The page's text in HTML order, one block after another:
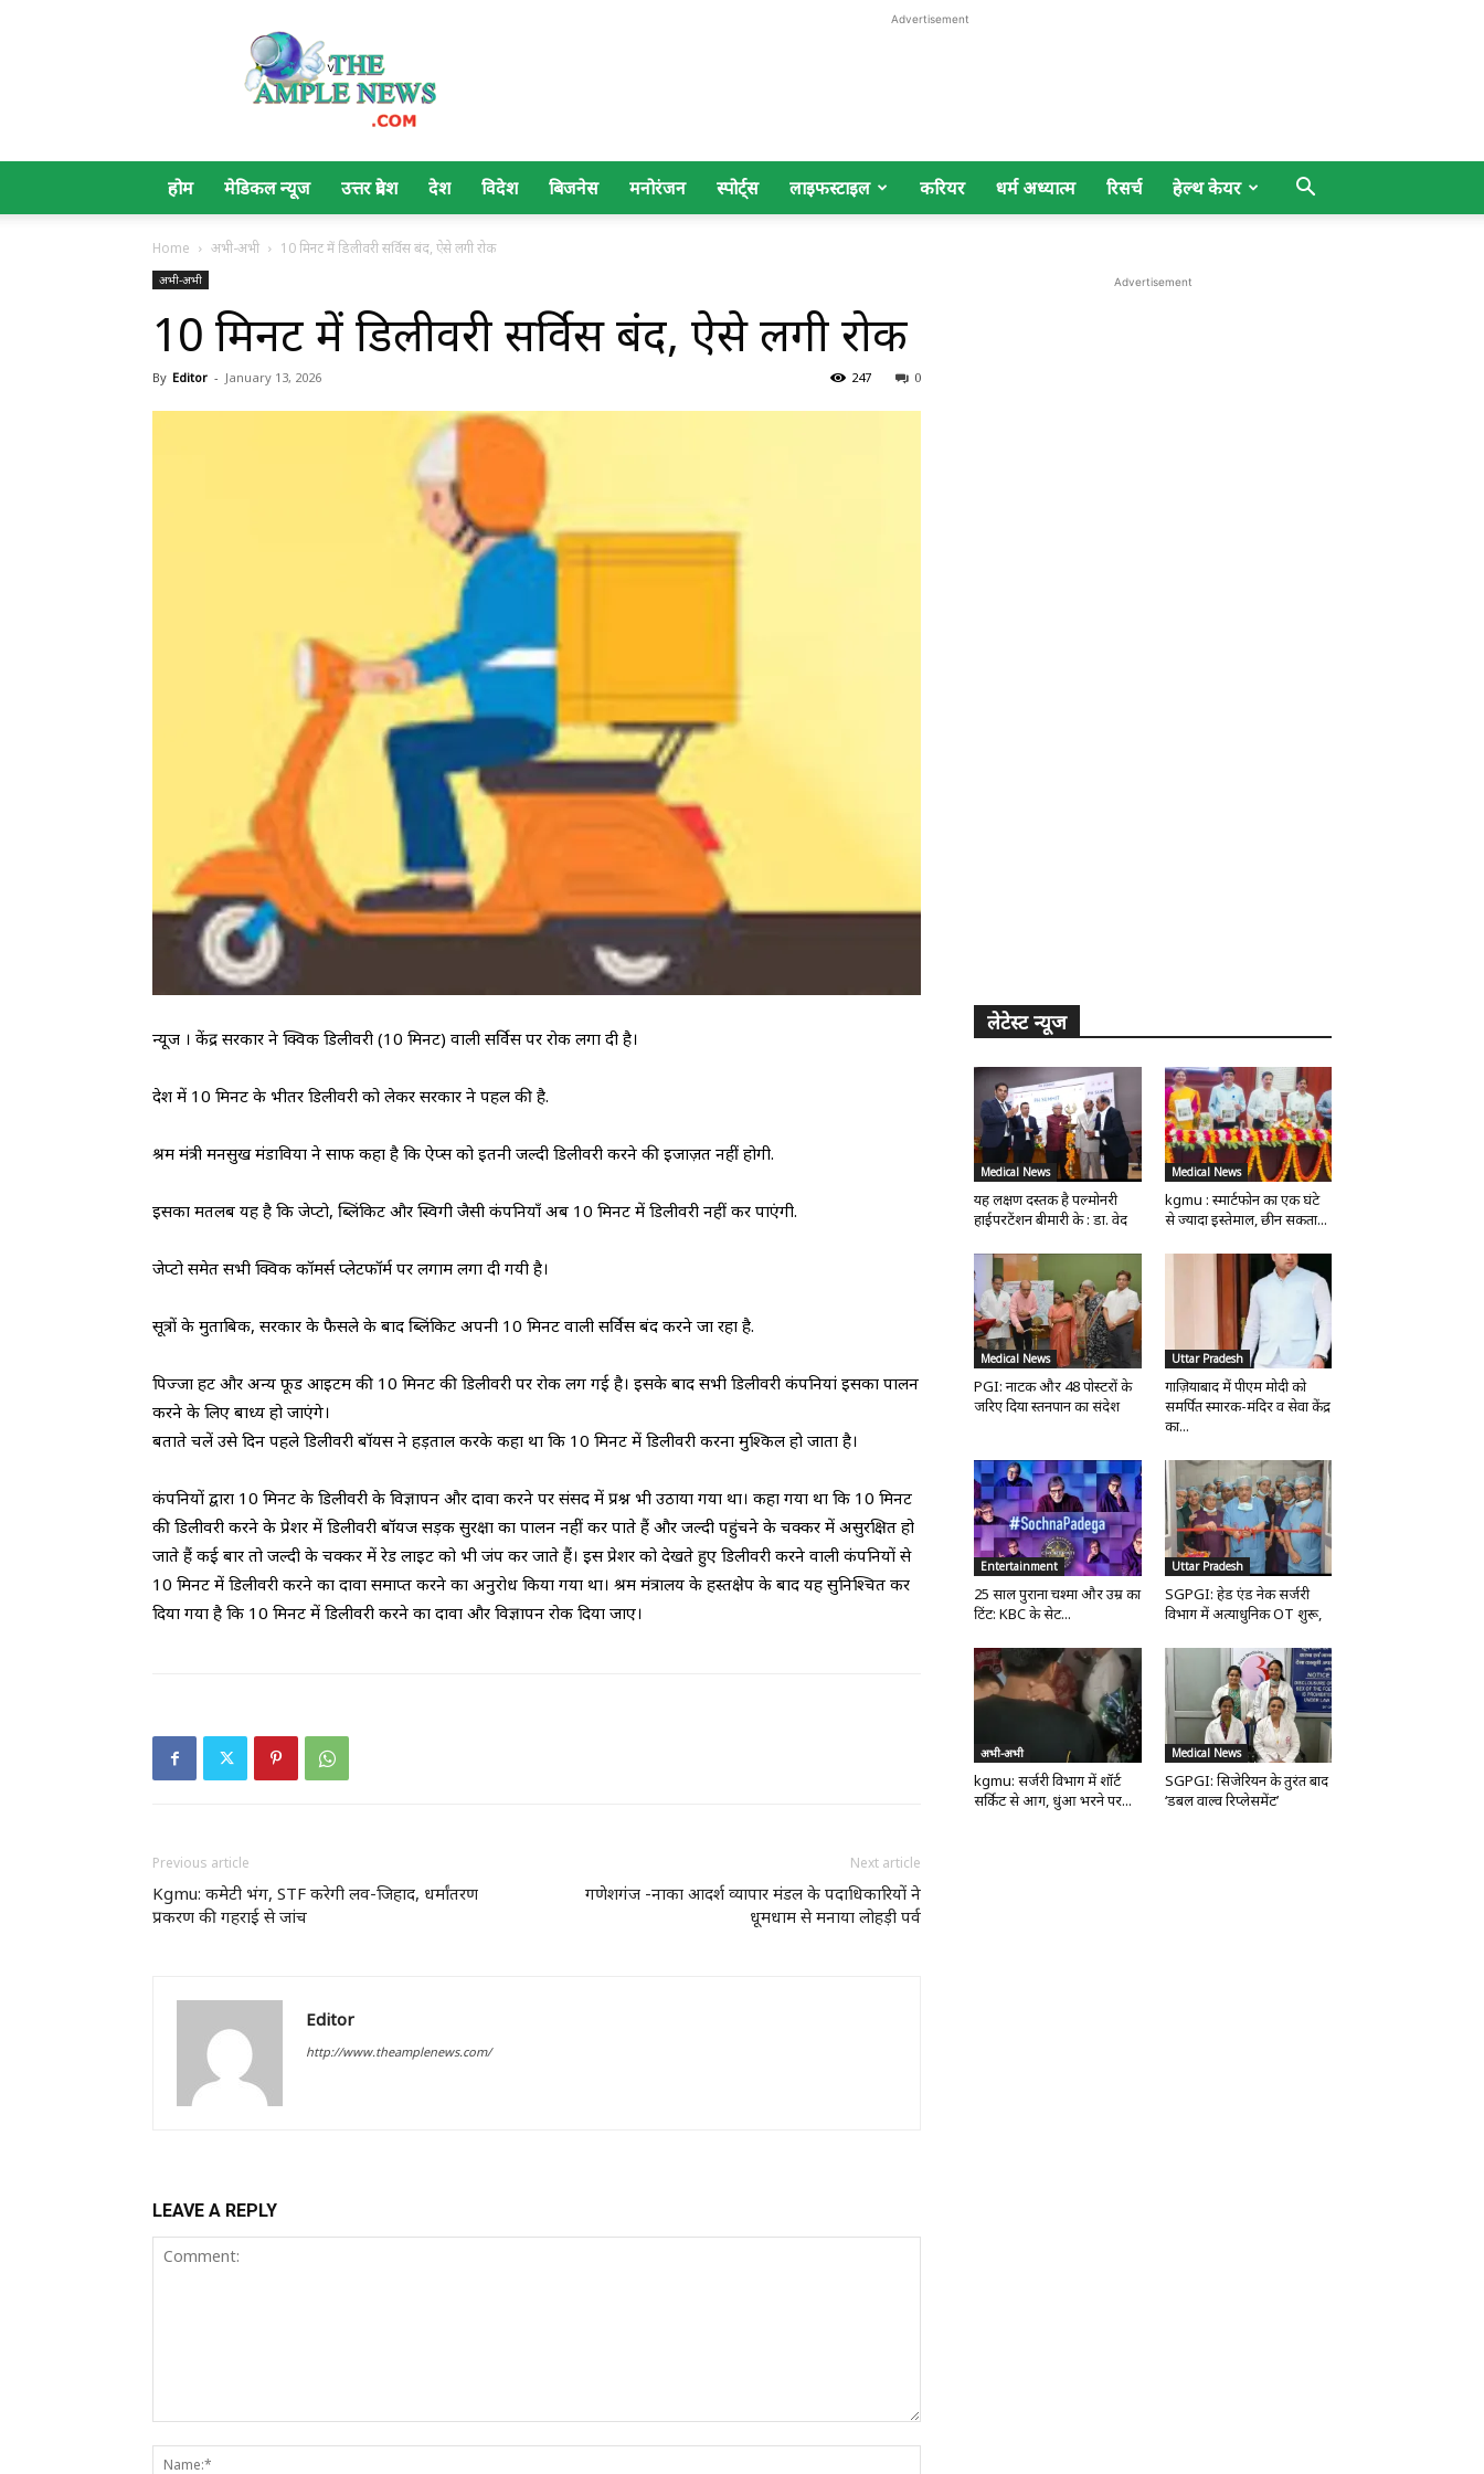
Ample
News
Advertisement
होम मेडिकल न्यूज उत्तर प्रदेश देश विदेश बिजनेस मनोरंजन स्पोर्ट्स लाइफस्टाइल करियर धर्म अध्यात्म रिसर्च हेल्थ केयर
Home अभी-अभी 10 मिनट में डिलीवरी सर्विस बंद, ऐसे लगी रोक
अभी-अभी
10 मिनट में डिलीवरी सर्विस बंद, ऐसे लगी रोक
By Editor - January 13, 2026 0
247
न्यूज । केंद्र सरकार ने क्विक डिलीवरी (10 मिनट) वाली सर्विस पर रोक लगा दी है।
देश में 10 मिनट के भीतर डिलीवरी को लेकर सरकार ने पहल की है.
श्रम मंत्री मनसुख मंडाविया ने साफ कहा है कि ऐप्स को इतनी जल्दी डिलीवरी करने की इजाज़त नहीं होगी.
इसका मतलब यह है कि जेप्टो, ब्लिंकिट और स्विगी जैसी कंपनियाँ अब 10 मिनट में डिलीवरी नहीं कर पाएंगी.
जेप्टो समेत सभी क्विक कॉमर्स प्लेटफॉर्म पर लगाम लगा दी गयी है।
सूत्रों के मुताबिक, सरकार के फैसले के बाद ब्लिंकिट अपनी 10 मिनट वाली सर्विस बंद करने जा रहा है.
पिज्जा हट और अन्य फूड आइटम की 10 मिनट की डिलीवरी पर रोक लग गई है। इसके बाद सभी डिलीवरी कंपनियां इसका पालन
करने के लिए बाध्य हो जाएंगे।
बताते चलें उसे दिन पहले डिलीवरी बॉयस ने हड़ताल करके कहा था कि 10 मिनट में डिलीवरी करना मुश्किल हो जाता है।
कंपनियों द्वारा 10 मिनट के डिलीवरी के विज्ञापन और दावा करने पर संसद में प्रश्न भी उठाया गया था। कहा गया था कि 10 मिनट
की डिलीवरी करने के प्रेशर में डिलीवरी बॉयज सड़क सुरक्षा का पालन नहीं कर पाते हैं और जल्दी पहुंचने के चक्कर में असुरक्षित हो
जाते हैं कई बार तो जल्दी के चक्कर में रेड लाइट को भी जंप कर जाते हैं। इस प्रेशर को देखते हुए डिलीवरी करने वाली कंपनियों से
10 मिनट में डिलीवरी करने का दावा समाप्त करने का अनुरोध किया गया था। श्रम मंत्रालय के हस्तक्षेप के बाद यह सुनिश्चित कर
दिया गया है कि 10 मिनट में डिलीवरी करने का दावा और विज्ञापन रोक दिया जाए।
Previous article
Kgmu: कमेटी भंग, STF करेगी लव-जिहाद, धर्मांतरण
प्रकरण की गहराई से जांच
Next article
गणेशगंज -नाका आदर्श व्यापार मंडल के पदाधिकारियों ने
धूमधाम से मनाया लोहड़ी पर्व
Editor
http://www.theamplenews.com/
LEAVE A REPLY
Advertisement
लेटेस्ट न्यूज
Medical News
यह लक्षण दस्तक है पल्मोनरी
हाईपरटेंशन बीमारी के : डा. वेद
Medical News
kgmu : स्मार्टफोन का एक घंटे
से ज्यादा इस्तेमाल, छीन सकता...
Medical News
PGI: नाटक और 48 पोस्टरों के
जरिए दिया स्तनपान का संदेश
Uttar Pradesh
गाज़ियाबाद में पीएम मोदी को
समर्पित स्मारक-मंदिर व सेवा केंद्र
का...
Entertainment
25 साल पुराना चश्मा और उम्र का
टिंट: KBC के सेट...
Uttar Pradesh
SGPGI: हेड एंड नेक सर्जरी
विभाग में अत्याधुनिक OT शुरू,
अभी-अभी
kgmu: सर्जरी विभाग में शॉर्ट
सर्किट से आग, धुंआ भरने पर...
Medical News
SGPGI: सिजेरियन के तुरंत बाद
‘डबल वाल्व रिप्लेसमेंट’